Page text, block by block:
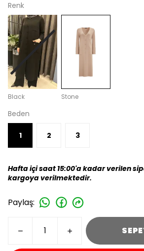
Renk
Black Stone
Beden
1 2 3
Hafta içi saat 15:00'a kadar verilen
kargoya verilmektedir.
Paylaş: